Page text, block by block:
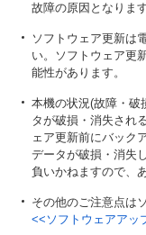
故障の原因となります
ソフトウェア更新は
い。ソフトウェア更
能性があります。
本機の状況(故障・破
タが破損・消失され
ェア更新前にバック
データが破損・消失
負いかねますので、
その他のご注意点は
<<ソフトウェアアッ